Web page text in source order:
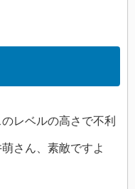
レベルの高さで不利
さん、素敵ですよ